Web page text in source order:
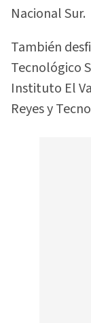
Nacional Sur.
También
Tecnológico
Instituto El
Reyes y